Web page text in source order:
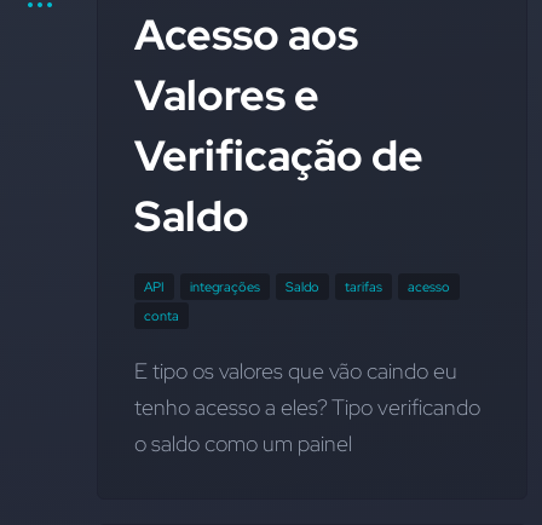
Acesso aos
Valores e
Verificação de
Saldo
API integrações Saldo tarifas
acesso
conta
E tipo os valores que vão caindo eu
tenho acesso a eles? Tipo verificando
o saldo como um painel